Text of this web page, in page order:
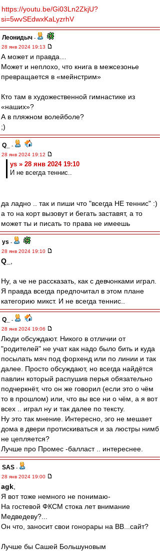
https://youtu.be/Gi03Ln2ZkjU?
si=5wvSEdwxKaLyzrhV
Леонидыч -
28 янв 2024 19:13
А может и правда…
Может и неплохо, что книга в межсезонье
превращается в «мейнстрим»
Кто там в художественной гимнастике из
«наших»?
А в пляжном волейболе?
;)
Q_
-
28 янв 2024 19:12
ys » 28 янв 2024 19:10
И не всегда теннис..
да ладно .. так и пиши что "всегда НЕ теннис" :)
а то на корт вызовут и бегать заставят, а то
может ты и писать то права не имеешь
ys -
28 янв 2024 19:10
Q_
Ну, а че не рассказать, как с девчонками играл.
Я правда всегда предпочитал в этом плане
категорию микст. И не всегда теннис..
Q_
-
28 янв 2024 19:06
Люди обсуждают. Никого в отличии от
"родителей" не учат как надо было бить и куда
посылать мяч под форхенд или по линии и так
далее. Просто обсуждают, но всегда найдётся
павлин который распушив перья обязательно
подчеркнёт, что он же говорил (если это о чём
то в прошлом) или, что вы все ни о чём, а я вот
всех .. играл ну и так далее по тексту.
Ну это так мнение. Интересно, эго не мешает
дома в двери протискиваться и за люстры нимб
не цепляется?
Лучше про Промес -балласт .. интереснее.
SAS -
28 янв 2024 19:00
agk
Я вот тоже немного не понимаю-
На гостевой ФКСМ стока лет внимание
Медведеву?...
Он что, заносит свои гонорары на ВВ...сайт?
Лучше бы Сашей Большуновым